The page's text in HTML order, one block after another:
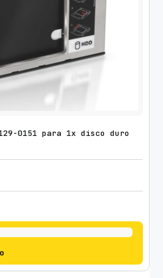
0151 para 1x disco duro